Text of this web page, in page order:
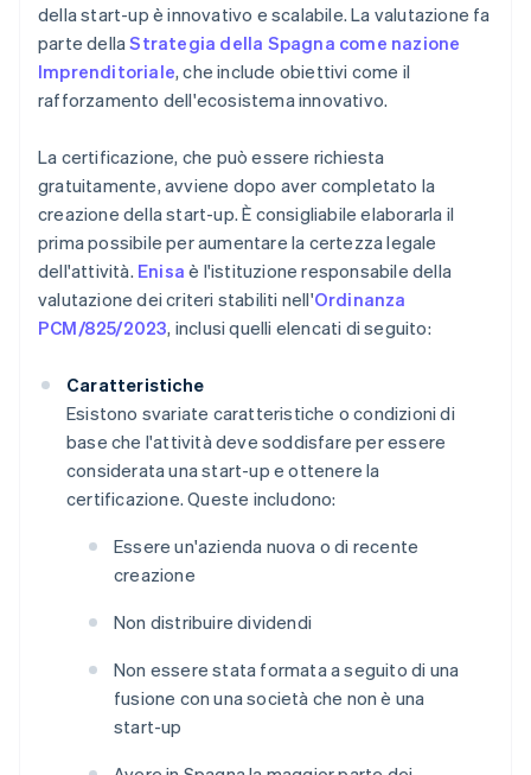
della start-up è innovativo e scalabile. La valutazione fa
parte dellaStrategia della Spagna come nazione
Imprenditoriale, che include obiettivi come il
rafforzamento dell'ecosistema innovativo.
La certificazione, che può essere richiesta
gratuitamente, avviene dopo aver completato la
creazione della start-up. È consigliabile elaborarla il
prima possibile per aumentare la certezza legale
dell'attività. Enisa è l'istituzione responsabile della
valutazione dei criteri stabiliti nell'Ordinanza
PCM/825/2023, inclusi quelli elencati di seguito:
Caratteristiche
Esistono svariate caratteristiche o condizioni di
base che l'attività deve soddisfare per essere
considerata una start-up e ottenere la
certificazione. Queste includono:
Essere un'azienda nuova o di recente
creazione
Non distribuire dividendi
Non essere stata formata a seguito di una
fusione con una società che non è una
start-up